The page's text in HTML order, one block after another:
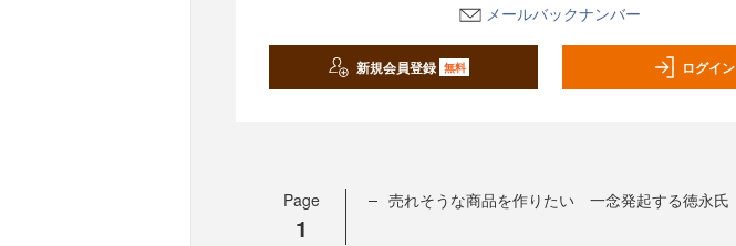
メールバックナンバー
新規会員登録 無料 ログイン
Page
1
売れそうな商品を作りたい 一念発起する徳永氏